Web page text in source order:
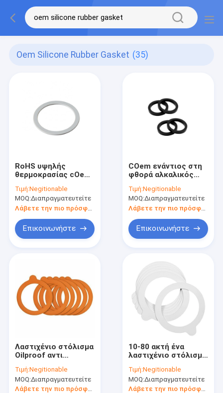
Oem Silicone Rubber Gasket (35)
RoHS υψηλής
θερμοκρασίας cOem
στολισμάτων
σιλικόνης
λαστιχένιος μη
τοξικός
Τιμή:Negitionable
MOQ:Διαπραγματευτείτε
Λάβετε την πιο πρόσφατη τιμή
Επικοινωνήστε
COem ενάντιος στη
φθορά αλκαλικός
αδιάβροχος
σφραγίδων
στολισμάτων
σιλικόνης
λαστιχένιος
Τιμή:Negitionable
MOQ:Διαπραγματευτείτε
Επικοινωνήστε
Λαστιχένιο στόλισμα
Oilproof αντι
HNBR για την πόρτα
δωματίων
Τιμή:Negitionable
MOQ:Διαπραγματευτείτε
Λάβετε την πιο πρόσφατη τιμή
10-80 ακτή ένα
λαστιχένιο στόλισμα
ίντσα ανθεκτικό στη
θερμότητα
Τιμή:Negitionable
MOQ:Διαπραγματευτείτε